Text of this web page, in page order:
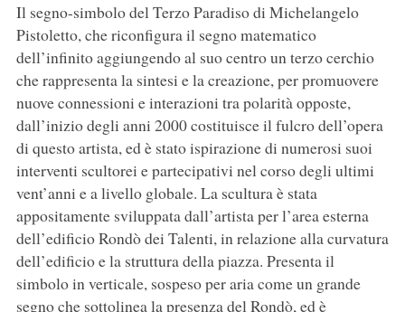
Il segno-simbolo del Terzo Paradiso di Michelangelo
Pistoletto, che riconfigura il segno matematico
dell’infinito aggiungendo al suo centro un terzo cerchio
che rappresenta la sintesi e la creazione, per promuovere
nuove connessioni e interazioni tra polarità opposte,
dall’inizio degli anni 2000 costituisce il fulcro dell’opera
di questo artista, ed è stato ispirazione di numerosi suoi
interventi scultorei e partecipativi nel corso degli ultimi
vent’anni e a livello globale. La scultura è stata
appositamente sviluppata dall’artista per l’area esterna
dell’edificio Rondò dei Talenti, in relazione alla curvatura
dell’edificio e la struttura della piazza. Presenta il
simbolo in verticale, sospeso per aria come un grande
segno che sottolinea la presenza del Rondò, ed è